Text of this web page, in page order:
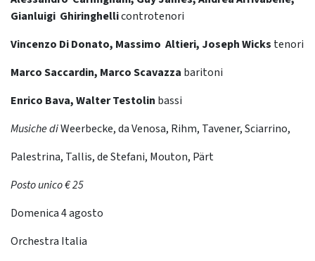
Gianluigi Ghiringhellicontrotenori
Vincenzo Di Donato, Massimo Altieri, Joseph Wicks tenori
Marco Saccardin, Marco Scavazza baritoni
Enrico Bava, Walter Testolin bassi
Musiche diWeerbecke, da Venosa, Rihm, Tavener, Sciarrino,
Palestrina, Tallis, de Stefani, Mouton, Pärt
Posto unico € 25
Domenica 4 agosto
Orchestra Italia